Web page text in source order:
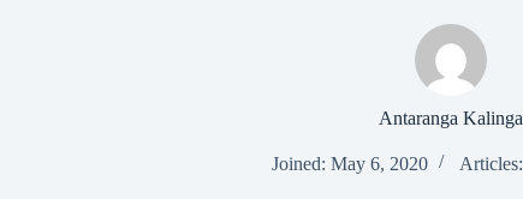
Antaranga Kalinga
Joined: May 6, 2020